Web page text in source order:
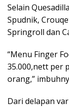
Selain
Spudnik,
Springroll dan
“Menu Finger
35.000,nett per
orang,”
Dari delapan